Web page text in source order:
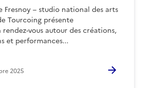
Fresnoy – studio national des arts
Tourcoing présente
rendez-vous autour des créations,
et performances...
2025